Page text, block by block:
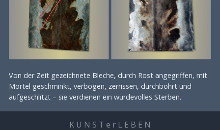
Von der Zeit gezeichnete Bleche, durch Rost angegriffen, mit
Mörtel geschminkt, verbogen, zerrissen, durchbohrt und
aufgeschlitzt – sie verdienen ein würdevolles Sterben.
K U N S T e r L E B E N